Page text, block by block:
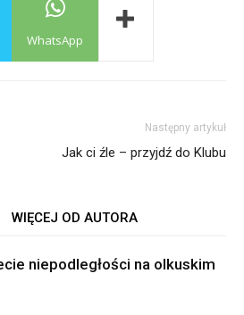
WhatsApp
Następny artykuł
Jak ci źle – przyjdź do Klubu
WIĘCEJ OD AUTORA
niepodległości na olkuskim